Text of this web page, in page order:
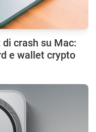
crash su Mac:
e wallet crypto